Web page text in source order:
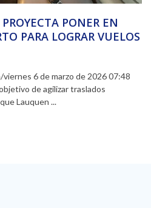
PONER EN
PARA LOGRAR VUELOS
6 de marzo de 2026 07:48
de agilizar traslados
Lauquen ...